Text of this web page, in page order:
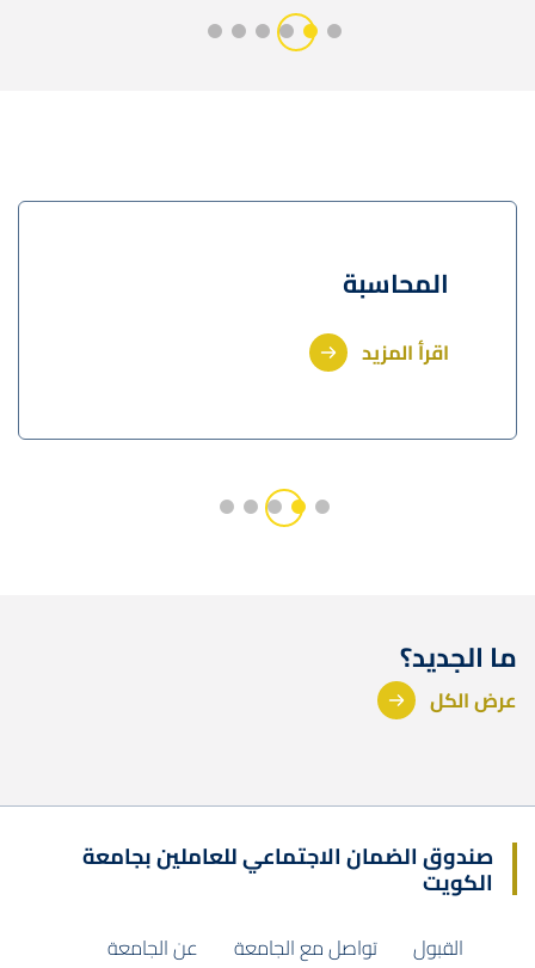
المحاسبة
اقرأ المزيد
ما الجديد؟
عرض الكل
صندوق الضمان الاجتماعي للعاملين بجامعة
الكويت
القبول تواصل مع الجامعة عن الجامعة